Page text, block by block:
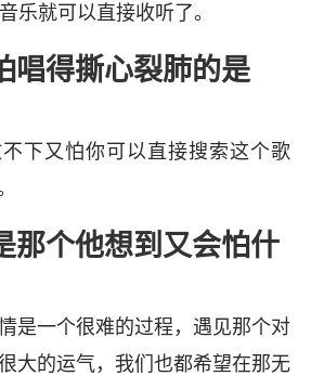
乐就可以直接收听了。
唱得撕心裂肺的是
下又怕你可以直接搜索这个歌
那个他想到又会怕什
是一个很难的过程，遇见那个对
大的运气，我们也都希望在那无